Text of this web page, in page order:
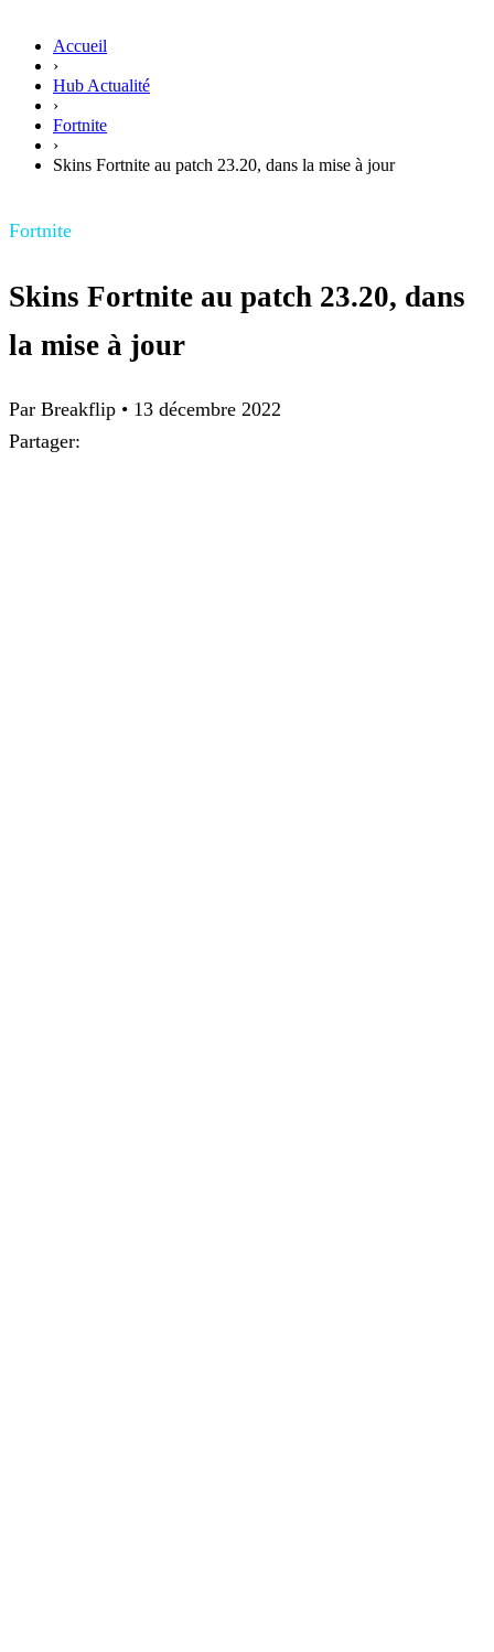
Accueil
›
Hub Actualité
›
Fortnite
›
Skins Fortnite au patch 23.20, dans la mise à jour
Fortnite
Skins Fortnite au patch 23.20, dans
la mise à jour
Par Breakflip • 13 décembre 2022
Partager: